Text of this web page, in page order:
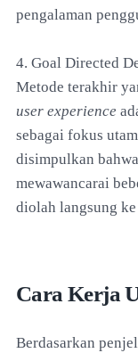
pengalaman
4. Goal Directed
Metode terakhir
user experience
sebagai fokus
disimpulkan
mewawancarai
diolah langsung
Cara Kerja
Berdasarkan